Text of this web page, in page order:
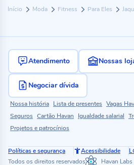
Início Moda Fitness Para Eles
Atendimento Nossas
Negociar dívida
Nossa história Lista de presentes Vagas
Seguros Cartão Havan Igualdade salarial
Projetos e patrocínios
Políticas e segurança Acessibilidade
Todos os direitos reservados
Havan Labs